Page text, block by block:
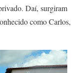
Daí, surgiram
como Carlos,